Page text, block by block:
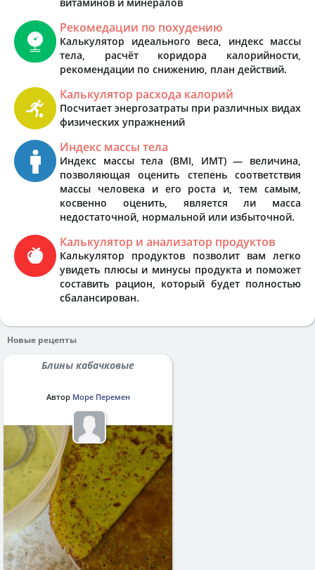
Рекомедации по похудению
Калькулятор идеального веса, индекс массы
тела, расчёт коридора калорийности,
рекомендации по снижению, план действий.
Калькулятор расхода калорий
Посчитает энергозатраты при различных видах
физических упражнений
Индекс массы тела
Индекс массы тела (BMI, ИМТ) — величина,
позволяющая оценить степень соответствия
массы человека и его роста и, тем самым,
косвенно оценить, является ли масса
недостаточной, нормальной или избыточной.
Калькулятор и анализатор продуктов
Калькулятор продуктов позволит вам легко
увидеть плюсы и минусы продукта и поможет
составить рацион, который будет полностью
сбалансирован.
Новые рецепты
Блины кабачковые
Автор Море Перемен